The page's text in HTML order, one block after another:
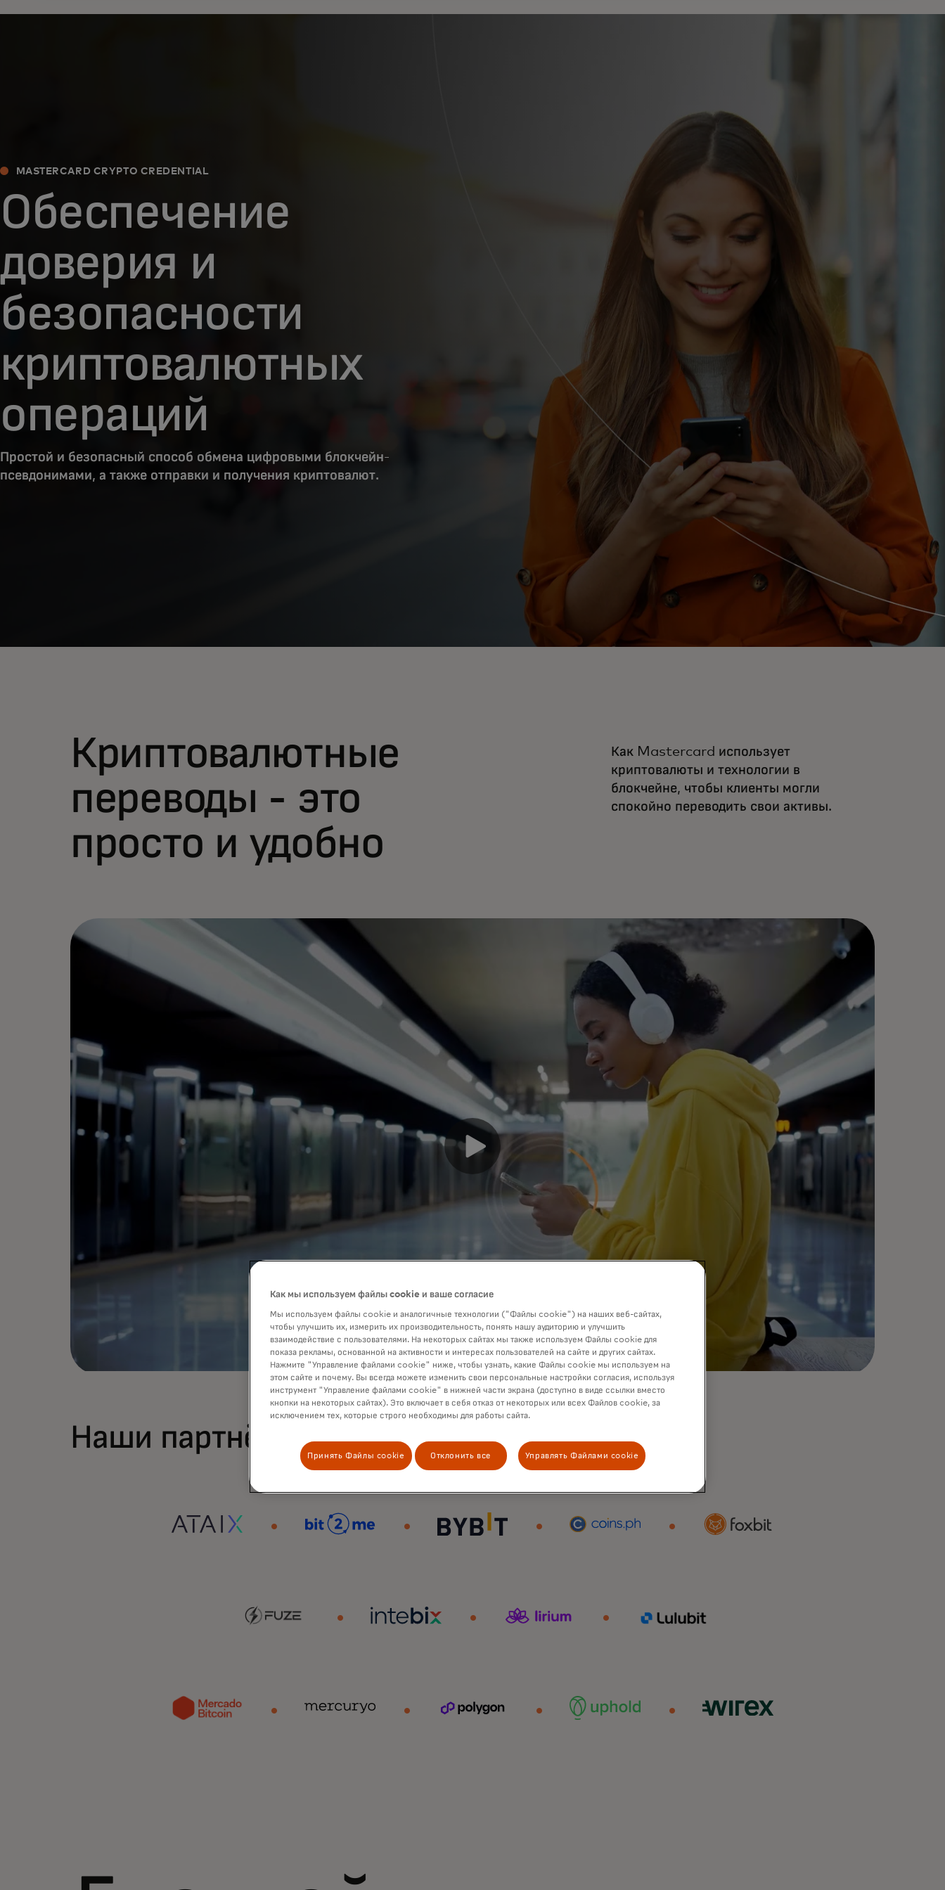
MASTERCARD CRYPTO CREDENTIAL
Обеспечение
доверия и
безопасности
криптовалютных
операций
Простой и безопасный способ обмена цифровыми блокчейн-
псевдонимами, а также отправки и получения криптовалют.
Криптовалютные
переводы - это
просто и удобно
Как Mastercard использует
криптовалюты и технологии в
блокчейне, чтобы клиенты могли
спокойно переводить свои активы.
Наши партнёры
Как мы используем файлы cookie и ваше согласие
Мы используем файлы cookie и аналогичные технологии ("Файлы cookie") на наших веб-сайтах,
чтобы улучшить их, измерить их производительность, понять нашу аудиторию и улучшить
взаимодействие с пользователями. На некоторых сайтах мы также используем Файлы cookie для
показа рекламы, основанной на активности и интересах пользователей на сайте и других сайтах.
Нажмите "Управление файлами cookie" ниже, чтобы узнать, какие Файлы cookie мы используем на
этом сайте и почему. Вы всегда можете изменить свои персональные настройки согласия, используя
инструмент "Управление файлами cookie" в нижней части экрана (доступно в виде ссылки вместо
кнопки на некоторых сайтах). Это включает в себя отказ от некоторых или всех Файлов cookie, за
исключением тех, которые строго необходимы для работы сайта.
Принять Файлы cookie Отклонить все Управлять Файлами cookie